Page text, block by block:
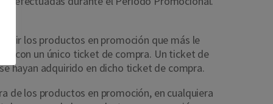
los productos en promoción que más le
con un único ticket de compra. Un ticket de
hayan adquirido en dicho ticket de compra.
de los productos en promoción, en cualquiera